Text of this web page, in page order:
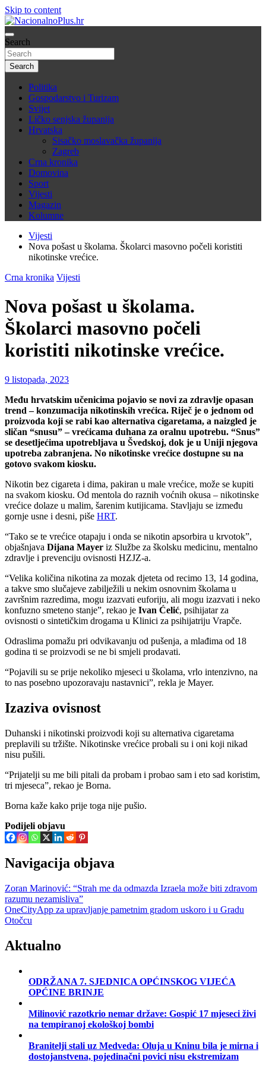
Skip to content
NacionalnoPlus.hr
Nacija želi znati više
Search
Search
Politika
Gospodarstvo i Turizam
Svijet
Ličko senjska županija
Hrvatska
Sisačko moslavačka županija
Zagreb
Crna kronika
Domovina
Sport
Vijesti
Magazin
Kolumne
Vijesti
Nova pošast u školama. Školarci masovno počeli koristiti
nikotinske vrećice.
Crna kronika Vijesti
Nova pošast u školama.
Školarci masovno počeli
koristiti nikotinske vrećice.
9 listopada, 2023
Među hrvatskim učenicima pojavio se novi za zdravlje opasan
trend – konzumacija nikotinskih vrećica. Riječ je o jednom od
proizvoda koji se rabi kao alternativa cigaretama, a naizgled je
sličan “snusu” – vrećicama duhana za oralnu upotrebu. “Snus”
se desetljećima upotrebljava u Švedskoj, dok je u Uniji njegova
upotreba zabranjena. No nikotinske vrećice dostupne su na
gotovo svakom kiosku.
Nikotin bez cigareta i dima, pakiran u male vrećice, može se kupiti
na svakom kiosku. Od mentola do raznih voćnih okusa – nikotinske
vrećice dolaze u malim, šarenim kutijicama. Stavljaju se između
gornje usne i desni, piše HRT.
“Tako se te vrećice otapaju i onda se nikotin apsorbira u krvotok”,
objašnjava Dijana Mayer iz Službe za školsku medicinu, mentalno
zdravlje i prevenciju ovisnosti HZJZ-a.
“Velika količina nikotina za mozak djeteta od recimo 13, 14 godina,
a takve smo slučajeve zabilježili u nekim osnovnim školama u
završnim razredima, mogu izazvati euforiju, ali mogu izazvati i neko
konfuzno smeteno stanje”, rekao je Ivan Ćelić, psihijatar za
ovisnosti o sintetičkim drogama u Klinici za psihijatriju Vrapče.
Odraslima pomažu pri odvikavanju od pušenja, a mlađima od 18
godina ti se proizvodi se ne bi smjeli prodavati.
“Pojavili su se prije nekoliko mjeseci u školama, vrlo intenzivno, na
to nas posebno upozoravaju nastavnici”, rekla je Mayer.
Izaziva ovisnost
Duhanski i nikotinski proizvodi koji su alternativa cigaretama
preplavili su tržište. Nikotinske vrećice probali su i oni koji nikad
nisu pušili.
“Prijatelji su me bili pitali da probam i probao sam i eto sad koristim,
tri mjeseca”, rekao je Borna.
Borna kaže kako prije toga nije pušio.
Podijeli objavu
Navigacija objava
Zoran Marinović: “Strah me da odmazda Izraela može biti zdravom
razumu nezamisliva”
OneCityApp za upravljanje pametnim gradom uskoro i u Gradu
Otočcu
Aktualno
ODRŽANA 7. SJEDNICA OPĆINSKOG VIJEĆA
OPĆINE BRINJE
Milinović razotkrio nemar države: Gospić 17 mjeseci živi
na tempiranoj ekološkoj bombi
Branitelji stali uz Medveda: Oluja u Kninu bila je mirna i
dostojanstvena, pojedinačni povici nisu ekstremizam